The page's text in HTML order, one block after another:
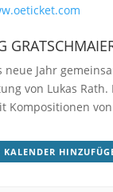
neue Jahr
von Lukas
Kompositionen
KALENDER